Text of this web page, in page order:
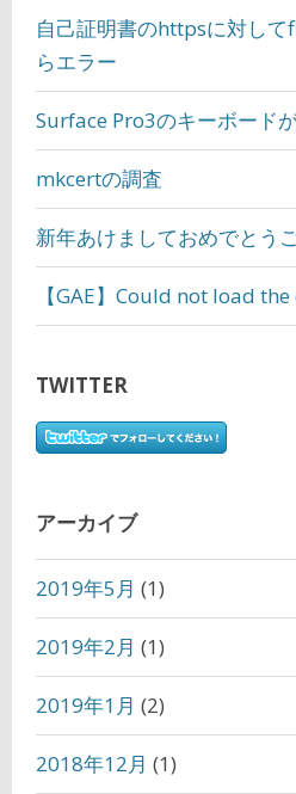
自己証明書のhttpsに対して
らエラー
Surface Pro3のキーボード
mkcertの調査
新年あけましておめでとう
【GAE】Could not load
TWITTER
アーカイブ
2019年5月 (1)
2019年2月 (1)
2019年1月 (2)
2018年12月 (1)